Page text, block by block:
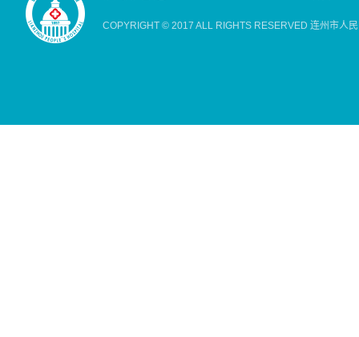
COPYRIGHT © 2017 ALL RIGHTS RESERVED 连州市人